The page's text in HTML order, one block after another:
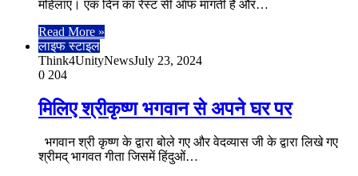
महिलाएं। एक दिन का रेस्ट सी ऑफ मांगती है और…
Read More »
लाइफ स्टाइल
Think4UnityNewsJuly 23, 2024
0 204
मिलिए श्रीकृष्ण भगवान से अपने घर पर
भगवान श्री कृष्ण के द्वारा बोले गए और वेदव्यास जी के द्वारा लिखे गए
श्रीमद् भागवत गीता जिसमें हिंदुओं…